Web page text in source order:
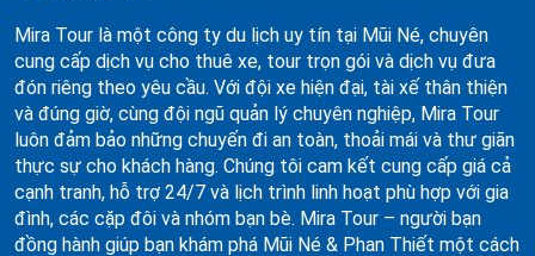
Mira Tour là một công ty du lịch uy tín tại Mũi Né, chuyên
cung cấp dịch vụ cho thuê xe, tour trọn gói và dịch vụ đưa
đón riêng theo yêu cầu. Với đội xe hiện đại, tài xế thân thiện
và đúng giờ, cùng đội ngũ quản lý chuyên nghiệp, Mira Tour
luôn đảm bảo những chuyến đi an toàn, thoải mái và thư giãn
thực sự cho khách hàng. Chúng tôi cam kết cung cấp giá cả
cạnh tranh, hỗ trợ 24/7 và lịch trình linh hoạt phù hợp với gia
đình, các cặp đôi và nhóm bạn bè. Mira Tour – người bạn
đồng hành giúp bạn khám phá Mũi Né & Phan Thiết một cách